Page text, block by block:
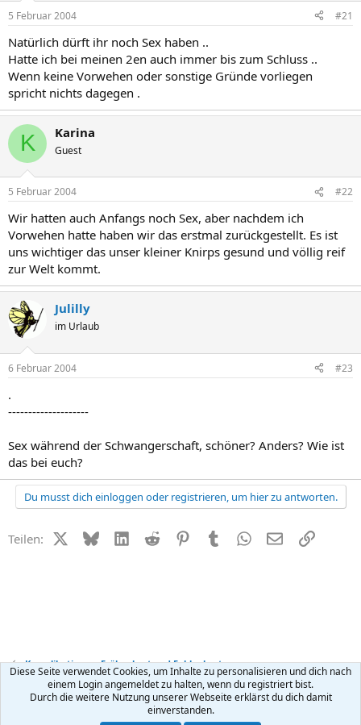
5 Februar 2004 #21
Natürlich dürft ihr noch Sex haben ..
Hatte ich bei meinen 2en auch immer bis zum Schluss ..
Wenn keine Vorwehen oder sonstige Gründe vorliegen
spricht nichts dagegen .
K Karina
Guest
5 Februar 2004 #22
Wir hatten auch Anfangs noch Sex, aber nachdem ich
Vorwehen hatte haben wir das erstmal zurückgestellt. Es ist
uns wichtiger das unser kleiner Knirps gesund und völlig reif
zur Welt kommt.
Julilly
im Urlaub
6 Februar 2004 #23
.
--------------------
Sex während der Schwangerschaft, schöner? Anders? Wie ist
das bei euch?
Du musst dich einloggen oder registrieren, um hier zu antworten.
Teilen: X (Twitter)
BlueskyLinkedIn
Reddit PinterestTumblr WhatsApp
E-MailLink
Komplikationen, Frühgeburt und Fehlgeburt
Kontakt Nutzungsbedingungen Datenschutz Hilfe
R
Diese Seite verwendet Cookies, um Inhalte zu personalisieren und dich nach
einem Login angemeldet zu halten, wenn du registriert bist.
Durch die weitere Nutzung unserer Webseite erklärst du dich damit
einverstanden.